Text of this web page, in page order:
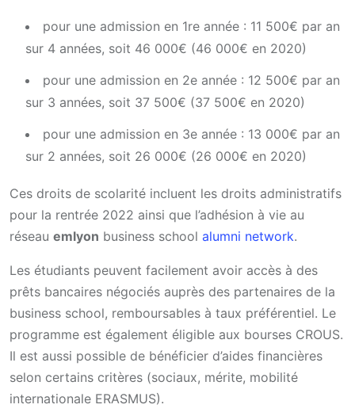
pour une admission en 1re année : 11 500€ par an
sur 4 années, soit 46 000€ (46 000€ en 2020)
pour une admission en 2e année : 12 500€ par an
sur 3 années, soit 37 500€ (37 500€ en 2020)
pour une admission en 3e année : 13 000€ par an
sur 2 années, soit 26 000€ (26 000€ en 2020)
Ces droits de scolarité incluent les droits administratifs
pour la rentrée 2022 ainsi que l’adhésion à vie au
réseau emlyon business school alumni network.
Les étudiants peuvent facilement avoir accès à des
prêts bancaires négociés auprès des partenaires de la
business school, remboursables à taux préférentiel. Le
programme est également éligible aux bourses CROUS.
Il est aussi possible de bénéficier d’aides financières
selon certains critères (sociaux, mérite, mobilité
internationale ERASMUS).